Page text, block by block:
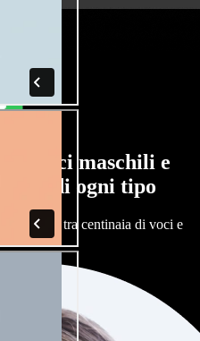
di voci maschili e
di ogni tipo
Scegli tra centinaia di voci e